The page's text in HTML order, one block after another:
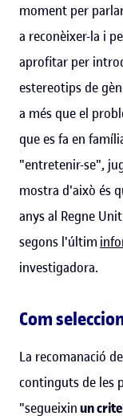
moment per
a reconèixer-la i
aprofitar per
estereotips de
a més que el
que es fa en
"entretenir-se",
mostra d'això és
anys al Regne
segons l'últim
investigadora.
Com
La recomanació
continguts de les
"segueixinun